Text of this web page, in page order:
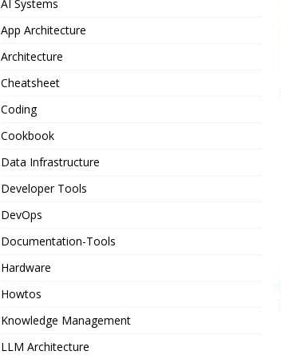
AI Systems
App Architecture
Architecture
Cheatsheet
Coding
Cookbook
Data Infrastructure
Developer Tools
DevOps
Documentation-Tools
Hardware
Howtos
Knowledge Management
LLM Architecture